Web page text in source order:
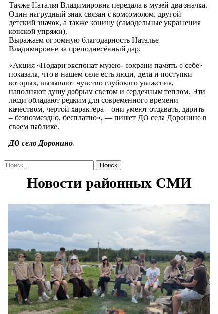
Также Наталья Владимировна передала в музей два значка.
Один нагрудный знак связан с комсомолом, другой
детский значок, а также конину (самодельные украшения
конской упряжи).
Выражаем огромную благодарность Наталье
Владимировне за преподнесённый дар.
«Акция «Подари экспонат музею- сохрани память о себе»
показала, что в нашем селе есть люди, дела и поступки
которых, вызывают чувство глубокого уважения,
наполняют душу добрым светом и сердечным теплом. Эти
люди обладают редким для современного времени
качеством, чертой характера – они умеют отдавать, дарить
– безвозмездно, бесплатно», — пишет ДО села Доронино в
своем паблике.
ДО село Доронино.
Найти: